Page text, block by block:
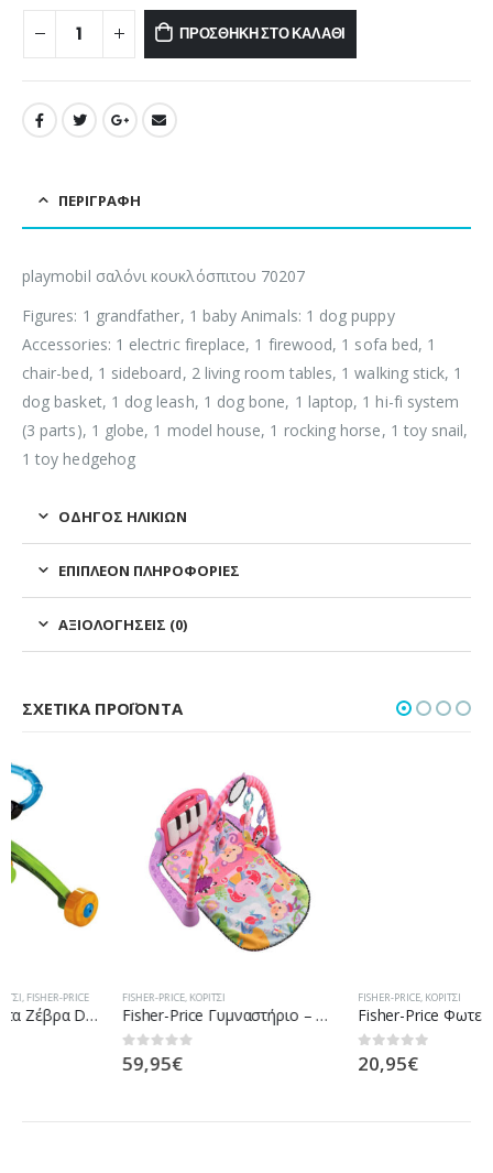
ΠΡΟΣΘΉΚΗ ΣΤΟ ΚΑΛΆΘΙ
ΠΕΡΙΓΡΑΦΉ
playmobil σαλόνι κουκλόσπιτου 70207
Figures: 1 grandfather, 1 baby Animals: 1 dog puppy
Accessories: 1 electric fireplace, 1 firewood, 1 sofa bed, 1
chair-bed, 1 sideboard, 2 living room tables, 1 walking stick, 1
dog basket, 1 dog leash, 1 dog bone, 1 laptop, 1 hi-fi system
(3 parts), 1 globe, 1 model house, 1 rocking horse, 1 toy snail,
1 toy hedgehog
ΟΔΗΓΌΣ ΗΛΙΚΙΏΝ
ΕΠΙΠΛΈΟΝ ΠΛΗΡΟΦΟΡΊΕΣ
ΑΞΙΟΛΟΓΉΣΕΙΣ (0)
ΣΧΕΤΙΚΆ ΠΡΟΪΌΝΤΑ
FISHER-PRICE, ΚΟΡΊΤΣΙ
Fisher-Price Γυμναστήριο – Μουσικό Πιανάκι – Ροζ BLN02
ΚΟΡΊΤΣΙ
Fisher-Price Φωτεινό Αλογάκι Της Θάλασσας Ροζ DGH84 / DGH83